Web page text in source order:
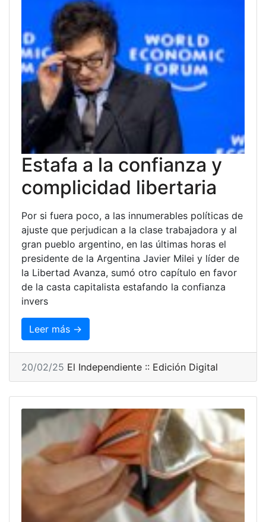
Estafa a la confianza y
complicidad libertaria
Por si fuera poco, a las innumerables políticas de
ajuste que perjudican a la clase trabajadora y al
gran pueblo argentino, en las últimas horas el
presidente de la Argentina Javier Milei y líder de
la Libertad Avanza, sumó otro capítulo en favor
de la casta capitalista estafando la confianza
invers
Leer más →
20/02/25 El Independiente :: Edición Digital